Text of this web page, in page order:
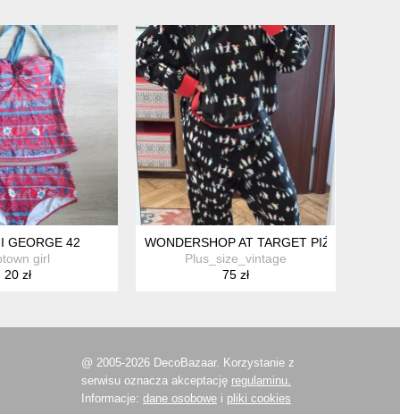
GEORGE 42
girl
20 zł
WONDERSHOP AT TARGET PIŻAMA
Plus_size_vintage
75 zł
@ 2005-2026 DecoBazaar. Korzystanie z
serwisu oznacza akceptację regulaminu.
Informacje: dane osobowe i pliki cookies